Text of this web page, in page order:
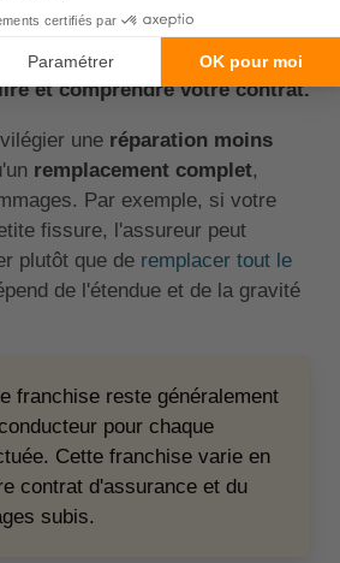
chaque contrat précise les
exactes, il est donc
et comprendre votre contrat.
une réparation moins
remplacement complet,
Par exemple, si votre
fissure, l'assureur peut
plutôt que de remplacer tout le
de l'étendue et de la gravité
franchise reste généralement
pour chaque
Cette franchise varie en
contrat d'assurance et du
subis.